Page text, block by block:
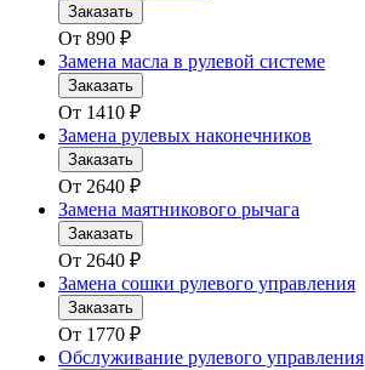
Заказать
От 890 ₽
Замена масла в рулевой системе
Заказать
От 1410 ₽
Замена рулевых наконечников
Заказать
От 2640 ₽
Замена маятникового рычага
Заказать
От 2640 ₽
Замена сошки рулевого управления
Заказать
От 1770 ₽
Обслуживание рулевого управления